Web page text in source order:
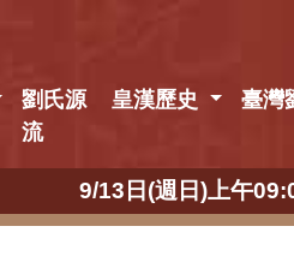
劉氏源
流
皇漢歷史 臺灣
9/13日(週日)上午